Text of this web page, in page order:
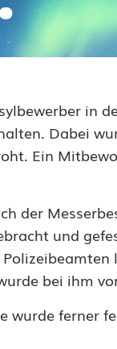
in
Dabei
Ein
der
und
bei ihm
wurde ferner